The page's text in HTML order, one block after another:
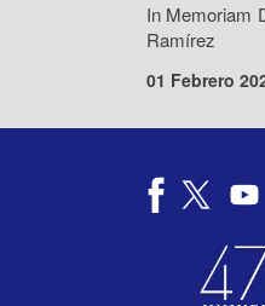
In Memoriam
Ramírez
01 Febrero